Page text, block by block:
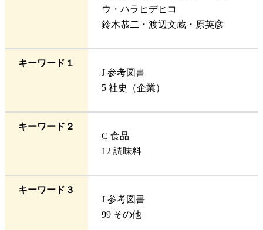
ウ・ハラヒデヒコ
鈴木恭二・渡辺文蔵・原英彦
キーワード１
J 参考図書
5 社史（企業）
キーワード２
C 食品
12 調味料
キーワード３
J 参考図書
99 その他